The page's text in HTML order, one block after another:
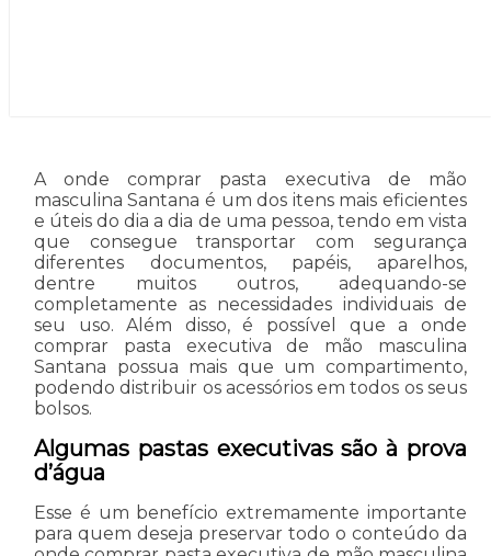
A onde comprar pasta executiva de mão
masculina Santana é um dos itens mais eficientes
e úteis do dia a dia de uma pessoa, tendo em vista
que consegue transportar com segurança
diferentes documentos, papéis, aparelhos,
dentre muitos outros, adequando-se
completamente as necessidades individuais de
seu uso. Além disso, é possível que a onde
comprar pasta executiva de mão masculina
Santana possua mais que um compartimento,
podendo distribuir os acessórios em todos os seus
bolsos.
Algumas pastas executivas são à prova
d’água
Esse é um benefício extremamente importante
para quem deseja preservar todo o conteúdo da